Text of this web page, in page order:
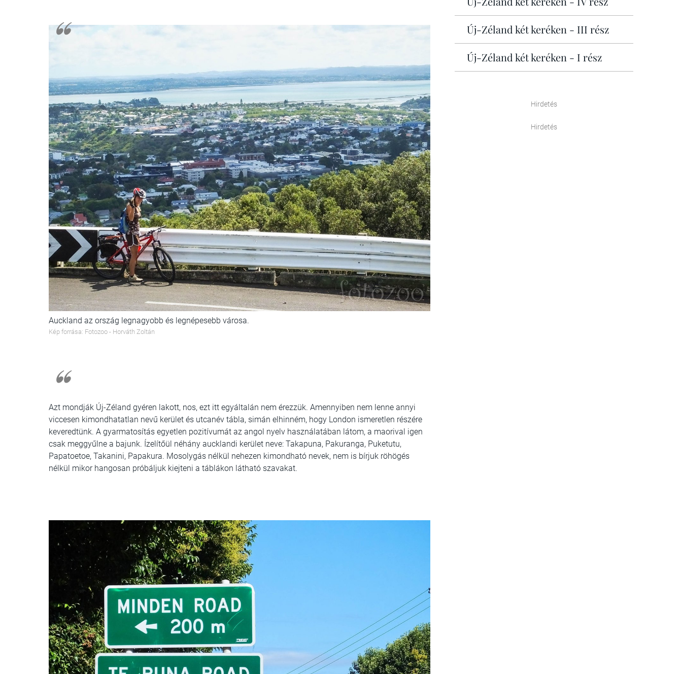
Auckland az ország legnagyobb és legnépesebb városa.
Kép forrása: Fotozoo - Horváth Zoltán
Azt mondják Új-Zéland gyéren lakott, nos, ezt itt egyáltalán nem érezzük. Amennyiben nem lenne annyi
viccesen kimondhatatlan nevű kerület és utcanév tábla, simán elhinném, hogy London ismeretlen részére
keveredtünk. A gyarmatosítás egyetlen pozitívumát az angol nyelv használatában látom, a maorival igen
csak meggyűlne a bajunk. Ízelítőül néhány aucklandi kerület neve: Takapuna, Pakuranga, Puketutu,
Papatoetoe, Takanini, Papakura. Mosolygás nélkül nehezen kimondható nevek, nem is bírjuk röhögés
nélkül mikor hangosan próbáljuk kiejteni a táblákon látható szavakat.
Új-Zéland két keréken - III rész
Új-Zéland két keréken - I rész
Hirdetés
Hirdetés